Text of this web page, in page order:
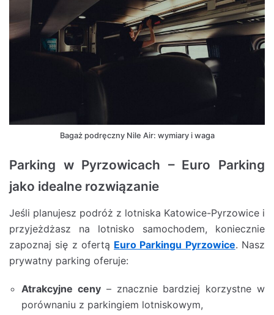
Bagaż podręczny Nile Air: wymiary i waga
Parking w Pyrzowicach – Euro Parking
jako idealne rozwiązanie
Jeśli planujesz podróż z lotniska Katowice-Pyrzowice i
przyjeżdżasz na lotnisko samochodem, koniecznie
zapoznaj się z ofertą Euro Parkingu Pyrzowice. Nasz
prywatny parking oferuje:
Atrakcyjne ceny– znacznie bardziej korzystne w
porównaniu z parkingiem lotniskowym,